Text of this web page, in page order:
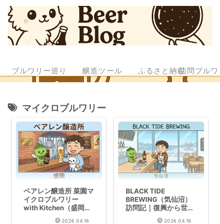
ブルワリー巡り 醸造ツール ふるさと納税訪問ブル
マイクロブルワリー
ベアレン醸造所 菜園マ
イクロブルワリー
with Kitchen（盛岡）
訪問記｜伝統から挑戦
2026.04.16
BLACK TIDE
BREWING（気仙沼）
訪問記｜復興から世界
に誇るクラフトビール
2026.04.16